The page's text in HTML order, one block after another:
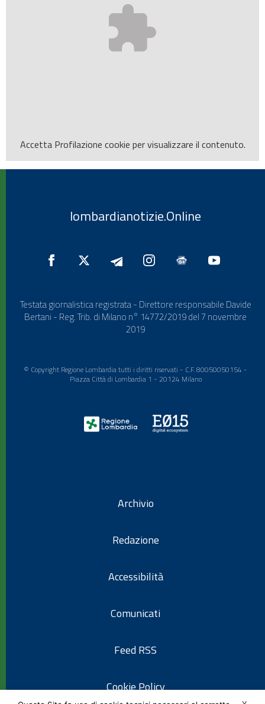
Accetta Profilazione cookie per visualizzare il contenuto.
lombardianotizie.Online
Testata giornalistica registrata - Direttore responsabile Davide
Bertani - Reg. Trib. di Milano n° 14772/2019 del 7 novembre
2019
© Copyright Regione Lombardia tutti i diritti riservati - C.F. 80050050154 -
Piazza Città di Lombardia 1 - 20124 Milano
Archivio
Redazione
Accessibilità
Comunicati
Feed RSS
Cookie Policy